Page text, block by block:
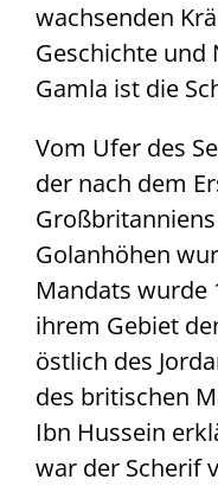
wachsenden
Geschichte und
Gamla ist die
Vom Ufer des
der nach dem
Golanhöhen
Mandats wurde
ihrem Gebiet
östlich des
des britischen
Ibn Hussein
war der Scherif